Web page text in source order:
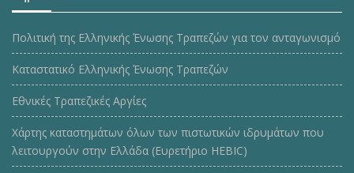
Πολιτική της Ελληνικής Ένωσης Τραπεζών για τον ανταγωνισμό
Καταστατικό Ελληνικής Ένωσης Τραπεζών
Εθνικές Τραπεζικές Αργίες
Χάρτης καταστημάτων όλων των πιστωτικών ιδρυμάτων που
λειτουργούν στην Ελλάδα (Ευρετήριο HEBIC)